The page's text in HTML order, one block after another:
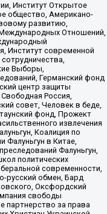
Институт Открытое
общество, Американо-
развитию,
Отношений,
Институт современной
Выборы,
Германский фонд
центр защиты
Россия,
совет, Человек в беде,
фонд, Прожект
извлечения
Коалиция по
Фалуньгун в Китае,
Фалуньгун,
политических
современности,
русский обмен, Бард
Оксфордский
свободы
партнерство за права